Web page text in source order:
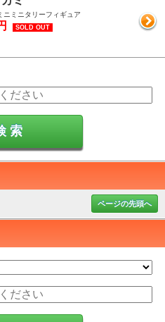
ミニタリーフィギュア
SOLD OUT
ページの先頭へ